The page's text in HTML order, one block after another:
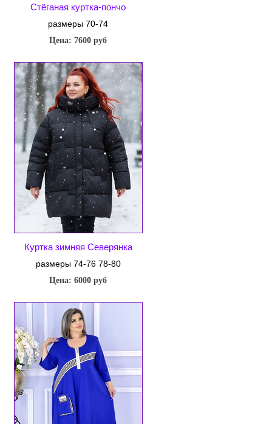
Стёганая куртка-пончо
размеры 70-74
Цена: 7600 руб
Куртка зимняя Северянка
размеры 74-76 78-80
Цена: 6000 руб